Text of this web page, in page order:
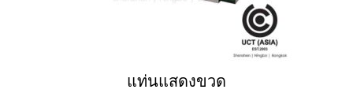
แท่นแสดงขวด